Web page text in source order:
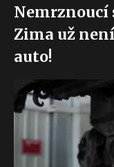
Nemrznoucí
Zima už
auto!